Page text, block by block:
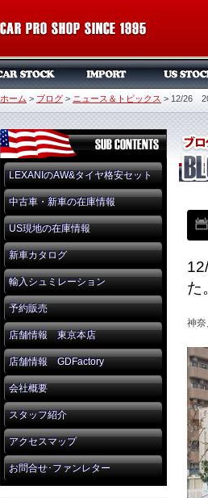
ホーム > ブログ > ニュース＆トピックス > 12/26
LEXANIのAW&タイヤ格安セット
中古車・新車の在庫情報
US現地の在庫情報
新車カタログ
輸入シュミレーション
予約販売
店舗情報 東京本店
店舗情報 GDFactory
会社概要
スタッフ紹介
アクセスマップ
お問合せ･ファンレター
た
神